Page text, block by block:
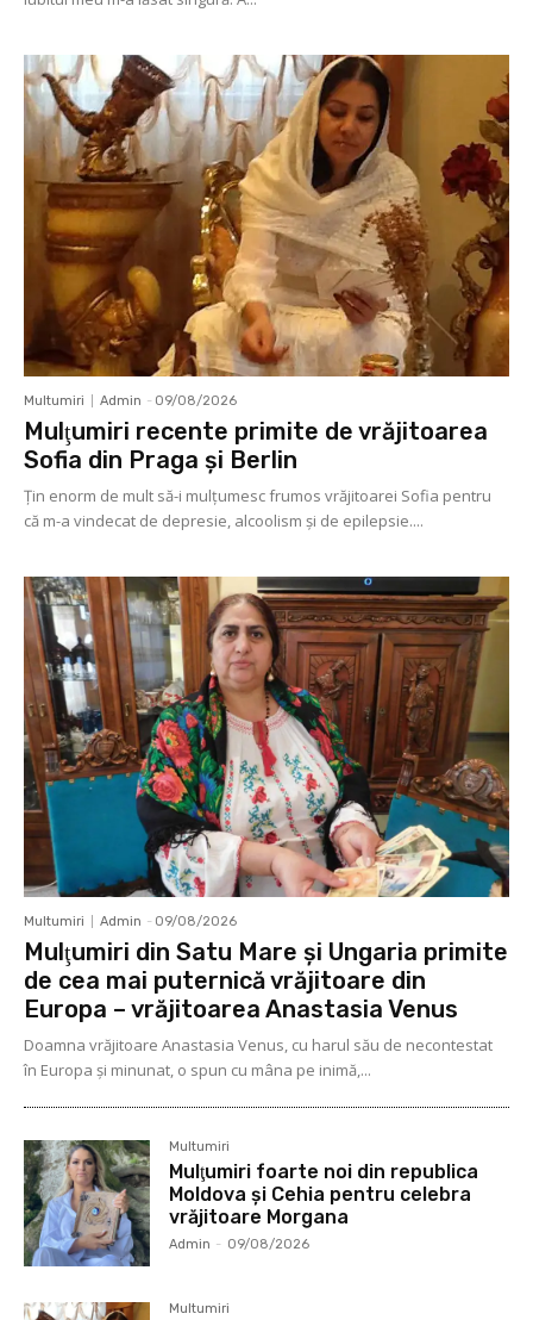
Multumiri Admin - 09/08/2026
Mulţumiri recente primite de vrăjitoarea
Sofia din Praga și Berlin
Ţin enorm de mult să-i mulţumesc frumos vrăjitoarei Sofia pentru
că m-a vindecat de depresie, alcoolism şi de epilepsie....
Multumiri Admin - 09/08/2026
Mulţumiri din Satu Mare și Ungaria primite
de cea mai puternică vrăjitoare din
Europa – vrăjitoarea Anastasia Venus
Doamna vrăjitoare Anastasia Venus, cu harul său de necontestat
în Europa şi minunat, o spun cu mâna pe inimă,...
Multumiri
Mulţumiri foarte noi din republica
Moldova și Cehia pentru celebra
vrăjitoare Morgana
Admin - 09/08/2026
Multumiri